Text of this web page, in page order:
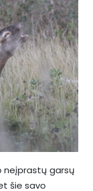
neįprastų garsų
šie savo